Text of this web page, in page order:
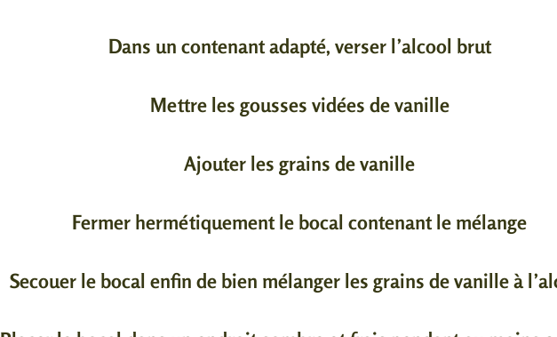
Dans un contenant adapté, verser l’alcool brut
Mettre les gousses vidées de vanille
Ajouter les grains de vanille
Fermer hermétiquement le bocal contenant le mélange
Secouer le bocal enfin de bien mélanger les grains de vanille à